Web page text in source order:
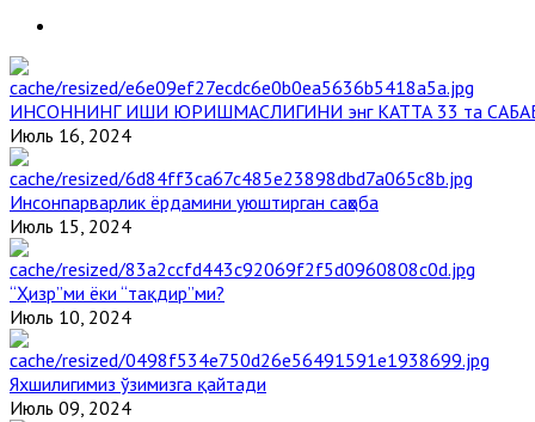
ИНСОННИНГ ИШИ ЮРИШМАСЛИГИНИ энг КАТТА 33 та
Июль 16, 2024
Инсонпарварлик ёрдамини уюштирган саҳоба
Июль 15, 2024
“Ҳизр”ми ёки “тақдир”ми?
Июль 10, 2024
Яхшилигимиз ўзимизга қайтади
Июль 09, 2024